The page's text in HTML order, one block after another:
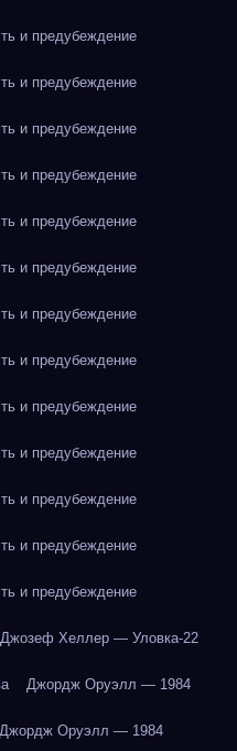
и предубеждение
и предубеждение
и предубеждение
и предубеждение
и предубеждение
и предубеждение
и предубеждение
и предубеждение
и предубеждение
и предубеждение
и предубеждение
и предубеждение
и предубеждение
Джозеф Хеллер — Уловка-22
Джордж Оруэлл — 1984
Джордж Оруэлл — 1984